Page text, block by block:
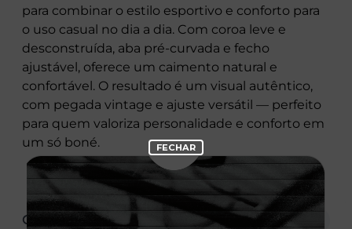
para combinar o estilo esportivo e conforto para
o uso casual no dia a dia. Com coroa leve e
desconstruída, aba pré-curvada e fecho
ajustável, oferece um caimento natural e
confortável. O resultado é um visual autêntico,
com pegada vintage e ajuste versátil — perfeito
para quem valoriza personalidade e conforto em
um só boné.
CARACTERÍSTICAS